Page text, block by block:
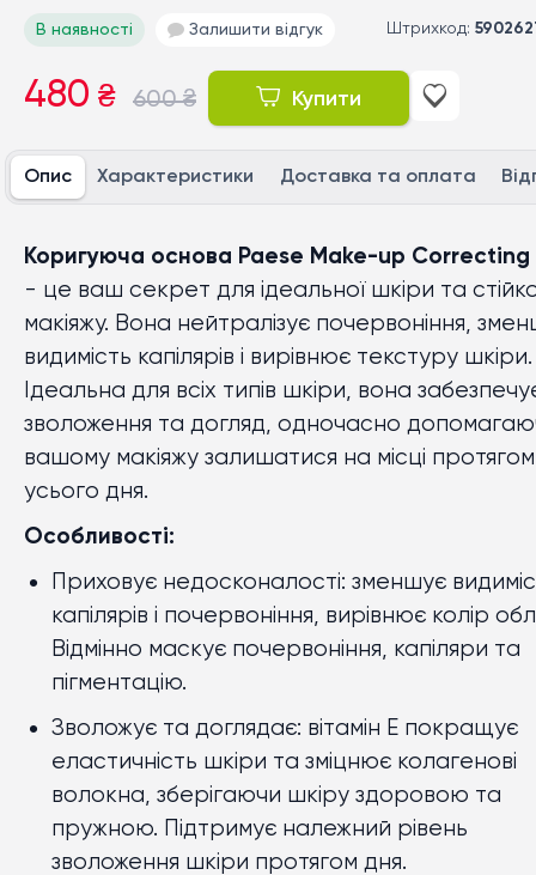
В наявності Залишити відгук Штрихкод:
480 ₴ 600₴ Купити
Опис Характеристики Доставка та оплата
Коригуюча основа Paese Make-up Correcting
- це ваш секрет для ідеальної шкіри та
макіяжу. Вона нейтралізує почервоніння,
видимість капілярів і вирівнює текстуру шкіри.
Ідеальна для всіх типів шкіри, вона
зволоження та догляд, одночасно
вашому макіяжу залишатися на місці протягом
усього дня.
Особливості:
Приховує недосконалості: зменшує
капілярів і почервоніння, вирівнює колір
Відмінно маскує почервоніння, капіляри та
пігментацію.
Зволожує та доглядає: вітамін E покращує
еластичність шкіри та зміцнює колагенові
волокна, зберігаючи шкіру здоровою та
пружною. Підтримує належний рівень
зволоження шкіри протягом дня.